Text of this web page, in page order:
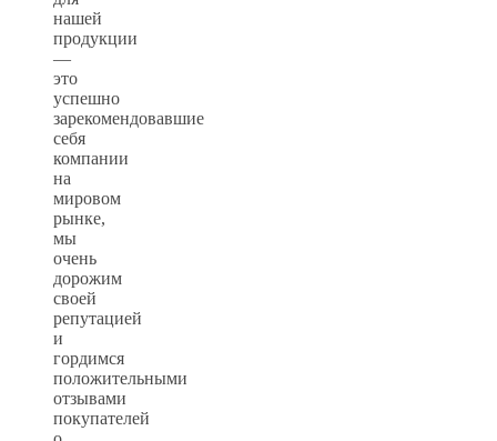
нашей
продукции
—
это
успешно
зарекомендовавшие
себя
компании
на
мировом
рынке,
мы
очень
дорожим
своей
репутацией
и
гордимся
положительными
отзывами
покупателей